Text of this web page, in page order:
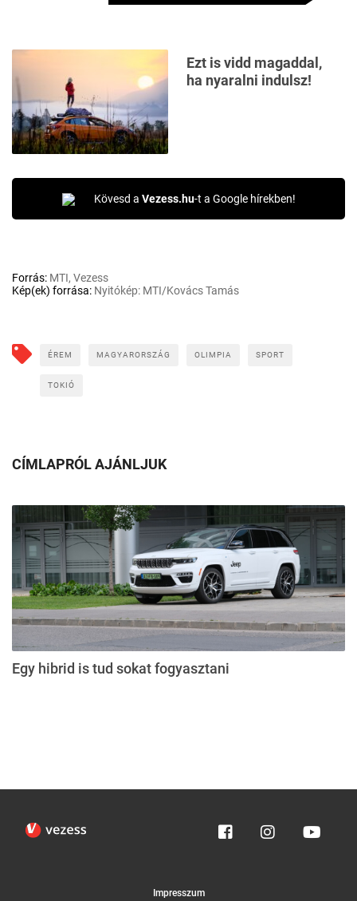
Ezt is vidd magaddal,
ha nyaralni indulsz!
Kövesd a Vezess.hu-t a Google hírekben!
Forrás: MTI, Vezess
Kép(ek) forrása: Nyitókép: MTI/Kovács Tamás
ÉREM MAGYARORSZÁG OLIMPIA SPORT
TOKIÓ
CÍMLAPRÓL AJÁNLJUK
Egy hibrid is tud sokat fogyasztani
Impresszum